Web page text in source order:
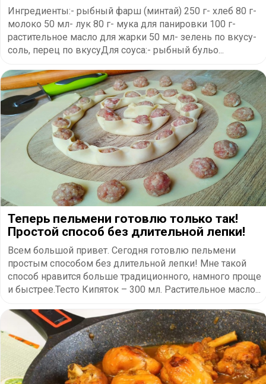
Ингредиенты:- рыбный фарш (минтай) 250 г- хлеб 80 г-
молоко 50 мл- лук 80 г- мука для панировки 100 г-
растительное масло для жарки 50 мл- зелень по вкусу-
соль, перец по вкусуДля соуса:- рыбный бульо...
Теперь пельмени готовлю только так!
Простой способ без длительной лепки!
Всем большой привет. Сегодня готовлю пельмени
простым способом без длительной лепки! Мне такой
способ нравится больше традиционного, намного проще
и быстрее.Тесто Кипяток – 300 мл. Растительное масло...